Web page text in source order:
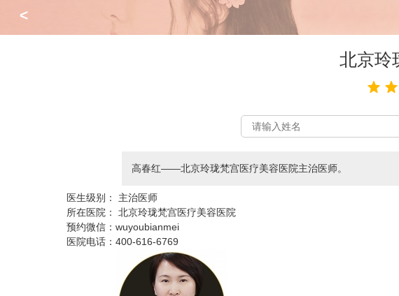
<
北京玲
高春红——北京玲珑梵宫医疗美容医院主治医师。
医生级别：
主治医师
所在医院：
北京玲珑梵宫医疗美容医院
预约微信：wuyoubianmei
医院电话：400-616-6769